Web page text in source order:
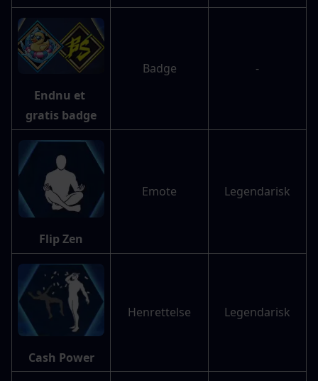
Endnu et
gratis badge
Badge -
Flip Zen
Emote Legendarisk
Cash Power
Henrettelse Legendarisk